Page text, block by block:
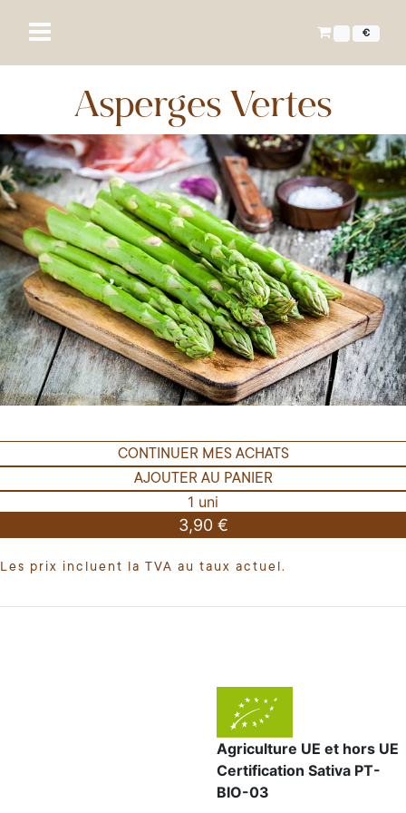
€
Asperges Vertes
CONTINUER MES ACHATS
AJOUTER AU PANIER
1 uni
3,90 €
Les prix incluent la TVA au taux actuel.
Agriculture UE et hors UE
Certification Sativa PT-
BIO-03